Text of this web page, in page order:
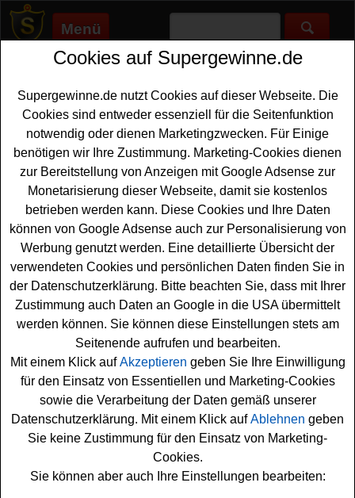
Menü
Supergewinne.de>Gewinnspiele>Sonstige Gewinnspiele
Anzeige:
Anzeige:
NDR Gewinnspiel - E-Docs Bücher
gewinnen
Ein kostenloses NDR Gewinnspiel für alle Gewinner, die
gern ein tolle Bücher gewinnen möchten. Die NDR
Ernährungs-Docs feiern eine Million Whatsapp Follower
und verlosen drei tolle Bücher. Falls Sie an dem NDR
Gewinnspiel kostenlos teilnehmen möchten, müssen Sie
das kleine Quiz erfolgreich lösen und können dann das
Formular ausfüllen. Vielleicht haben Sie ja Glück und
können eins der Bücher gewinnen? Viel Spaß bei der
Teilnahme!
NDR verlost tolle E-Docs Bücher
Anzeige:
Cookies auf Supergewinne.de
Supergewinne.de nutzt Cookies auf dieser Webseite. Die
Cookies sind entweder essenziell für die Seitenfunktion
notwendig oder dienen Marketingzwecken. Für Einige
benötigen wir Ihre Zustimmung. Marketing-Cookies dienen
zur Bereitstellung von Anzeigen mit Google Adsense zur
Monetarisierung dieser Webseite, damit sie kostenlos
betrieben werden kann. Diese Cookies und Ihre Daten
können von Google Adsense auch zur Personalisierung von
Werbung genutzt werden. Eine detaillierte Übersicht der
verwendeten Cookies und persönlichen Daten finden Sie in
der Datenschutzerklärung. Bitte beachten Sie, dass mit Ihrer
Zustimmung auch Daten an Google in die USA übermittelt
werden können. Sie können diese Einstellungen stets am
Seitenende aufrufen und bearbeiten.
Mit einem Klick aufAkzeptieren geben Sie Ihre Einwilligung
für den Einsatz von Essentiellen und Marketing-Cookies
sowie die Verarbeitung der Daten gemäß unserer
Datenschutzerklärung. Mit einem Klick aufAblehnen geben
Sie keine Zustimmung für den Einsatz von Marketing-
Cookies.
Sie können aber auch Ihre Einstellungen bearbeiten: